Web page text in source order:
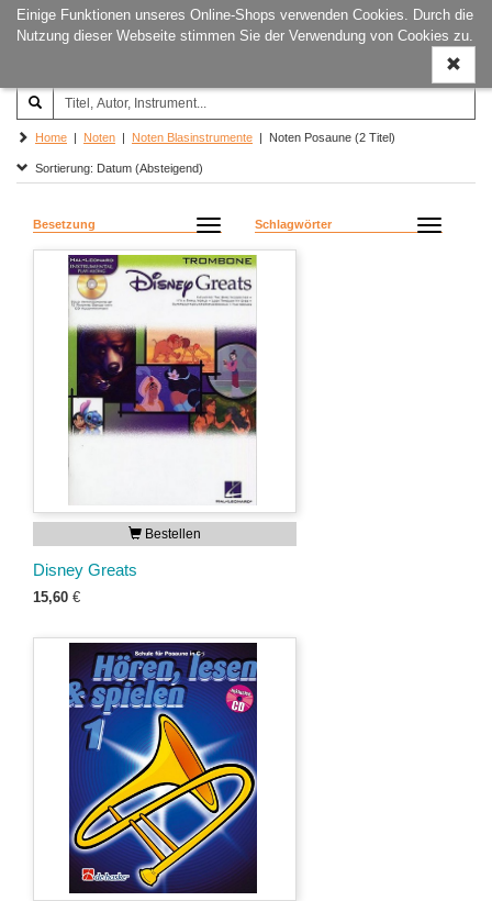
Einige Funktionen unseres Online-Shops verwenden Cookies. Durch die
Nutzung dieser Webseite stimmen Sie der Verwendung von Cookies zu.
ein-/
Joachim‐Trekel‐Musikverlag,
Hamburg
Home | Noten | Noten Blasinstrumente | Noten Posaune (2 Titel)
Sortierung: Datum (Absteigend)
Besetzung Schlagwörter
Bestellen
Disney Greats
15,60 €